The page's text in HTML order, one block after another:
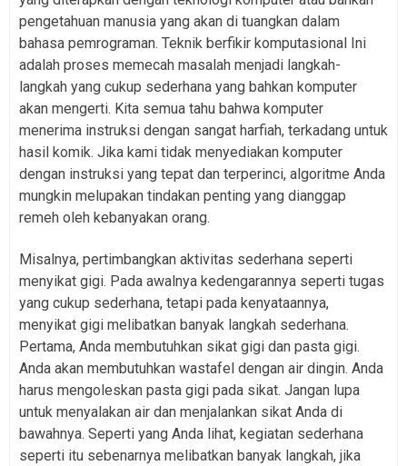
pengetahuan manusia yang akan di tuangkan dalam
bahasa pemrograman. Teknik berfikir komputasional Ini
adalah proses memecah masalah menjadi langkah-
langkah yang cukup sederhana yang bahkan komputer
akan mengerti. Kita semua tahu bahwa komputer
menerima instruksi dengan sangat harfiah, terkadang untuk
hasil komik. Jika kami tidak menyediakan komputer
dengan instruksi yang tepat dan terperinci, algoritme Anda
mungkin melupakan tindakan penting yang dianggap
remeh oleh kebanyakan orang.
Misalnya, pertimbangkan aktivitas sederhana seperti
menyikat gigi. Pada awalnya kedengarannya seperti tugas
yang cukup sederhana, tetapi pada kenyataannya,
menyikat gigi melibatkan banyak langkah sederhana.
Pertama, Anda membutuhkan sikat gigi dan pasta gigi.
Anda akan membutuhkan wastafel dengan air dingin. Anda
harus mengoleskan pasta gigi pada sikat. Jangan lupa
untuk menyalakan air dan menjalankan sikat Anda di
bawahnya. Seperti yang Anda lihat, kegiatan sederhana
seperti itu sebenarnya melibatkan banyak langkah, jika